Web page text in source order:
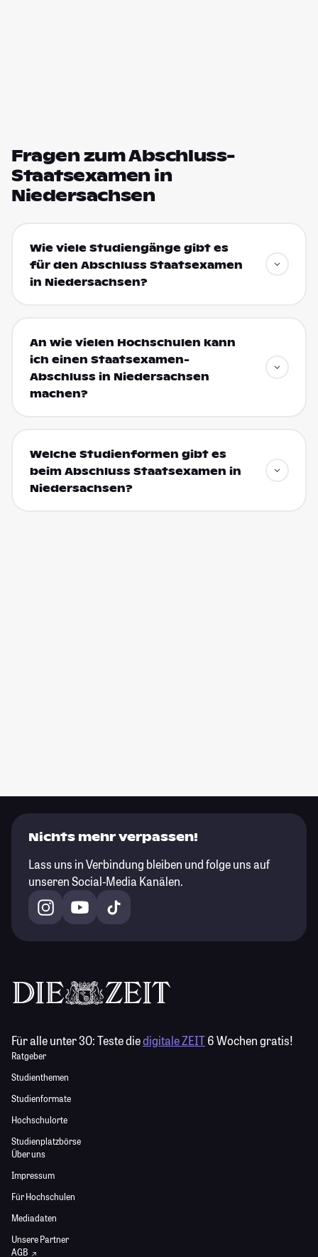
Fragen zum Abschluss-
Staatsexamen in
Niedersachsen
Wie viele Studiengänge gibt es
für den Abschluss Staatsexamen
in Niedersachsen?
An wie vielen Hochschulen kann
ich einen Staatsexamen-
Abschluss in Niedersachsen
machen?
Welche Studienformen gibt es
beim Abschluss Staatsexamen in
Niedersachsen?
Nichts mehr verpassen!
Lass uns in Verbindung bleiben und folge uns auf
unseren Social-Media Kanälen.
Für alle unter 30:Teste diedigitale ZEIT6 Wochen gratis!
Ratgeber
Studienthemen
Studienformate
Hochschulorte
Studienplatzbörse
Über uns
Impressum
Für Hochschulen
Mediadaten
Unsere Partner
AGB